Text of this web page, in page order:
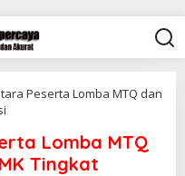
Peserta Lomba MTQ dan
Lomba MTQ
Tingkat